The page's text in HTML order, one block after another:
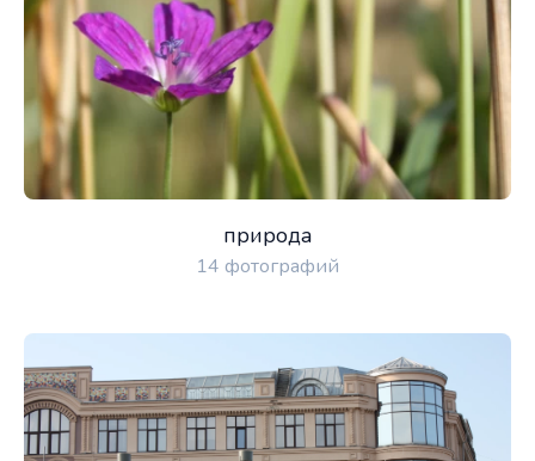
природа
14 фотографий